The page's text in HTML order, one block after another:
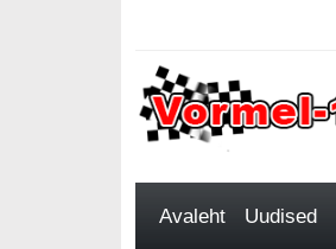
Avaleht Uudised